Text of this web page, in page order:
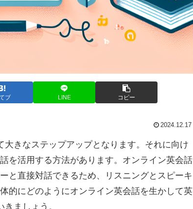
ブ LINE コピー
2024.12.17
きなステップアップとなります。それに向け
を活用する方法があります。オンライン英会話
と直接対話できるため、リスニングとスピーキ
的にどのようにオンライン英会話を生かして英
ましょう。